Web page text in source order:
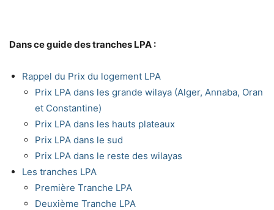
Dans ce guide des tranches LPA :
Rappel du Prix du logement LPA
Prix LPA dans les grande wilaya (Alger, Annaba, Oran
et Constantine)
Prix LPA dans les hauts plateaux
Prix LPA dans le sud
Prix LPA dans le reste des wilayas
Les tranches LPA
Première Tranche LPA
Deuxième Tranche LPA